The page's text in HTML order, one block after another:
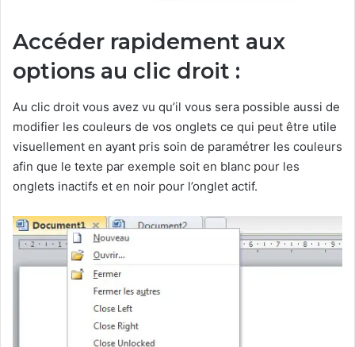
Accéder rapidement aux
options au clic droit :
Au clic droit vous avez vu qu’il vous sera possible aussi de
modifier les couleurs de vos onglets ce qui peut être utile
visuellement en ayant pris soin de paramétrer les couleurs
afin que le texte par exemple soit en blanc pour les
onglets inactifs et en noir pour l’onglet actif.